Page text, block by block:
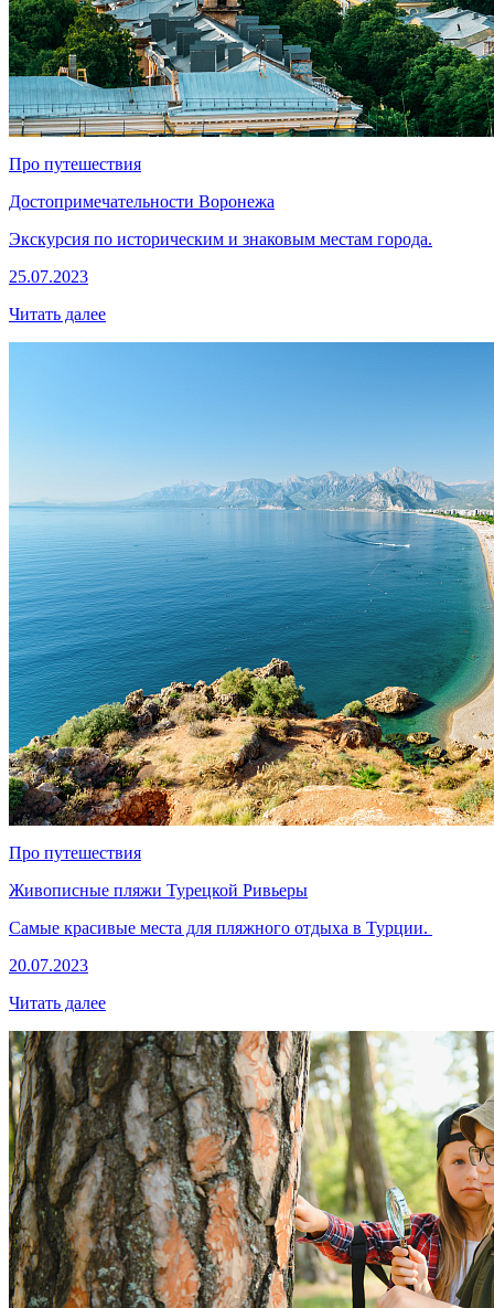
Про путешествия
Достопримечательности Воронежа
Экскурсия по историческим и знаковым местам города.
25.07.2023
Читать далее
Про путешествия
Живописные пляжи Турецкой Ривьеры
Самые красивые места для пляжного отдыха в Турции.
20.07.2023
Читать далее